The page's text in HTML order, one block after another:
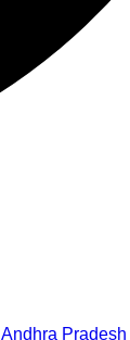
Andhra Pradesh